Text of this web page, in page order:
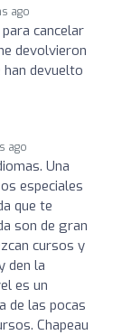
ago
cancelar
devolvieron
devuelto
ago
Una
especiales
que te
son de gran
cursos y
den la
es un
de las pocas
Chapeau